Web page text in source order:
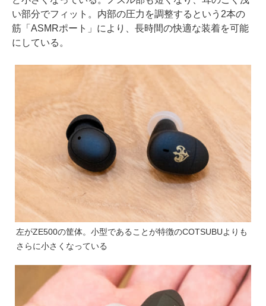
い部分でフィット。内部の圧力を調整するという2本の
筋「ASMRポート」により、長時間の快適な装着を可能
にしている。
左がZE500の筐体。小型であることが特徴のCOTSUBUよりも
さらに小さくなっている